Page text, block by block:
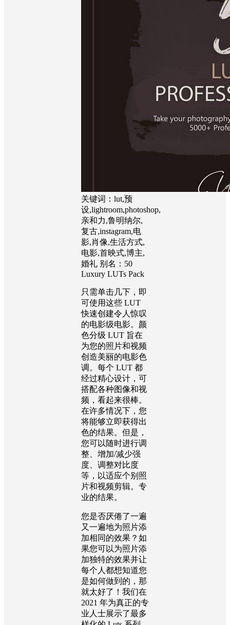
关键词：lut,预
设,lightroom,photoshop,
亲和力,鲁明纳尔,
复古,instagram,电
影,肖像,生活方式,
电影,首映式,博主,
婚礼 别名：50
Luxury LUTs Pack
只需单击几下，即
可使用这些 LUT
快速创建令人惊叹
的电影级电影。颜
色分级 LUT 旨在
为您的照片和视频
创造美丽的电影色
调。每个 LUT 都
经过精心设计，可
搭配各种图像和视
频，看起来很棒。
在许多情况下，您
将能够立即获得出
色的结果。但是，
您可以随时进行调
整、增加/减少强
度、调整对比度
等，以适应个别照
片和视频剪辑。专
业的结果。
您是否厌倦了一遍
又一遍地为照片添
加相同的效果？如
果您可以为照片添
加独特的效果并让
每个人都想知道您
是如何做到的，那
就太好了！我们在
2021 年为真正的专
业人士展示了最多